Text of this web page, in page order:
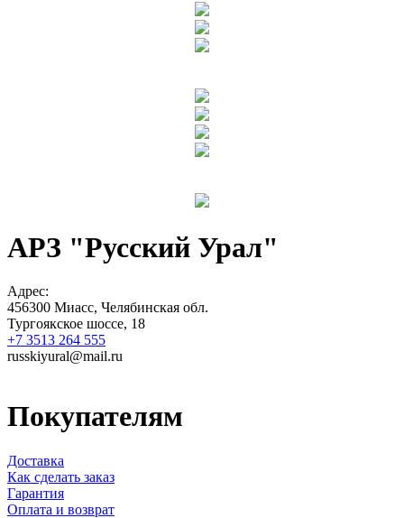
АРЗ "Русский Урал"
Адрес:
456300 Миасс, Челябинская обл.
Тургоякское шоссе, 18
+7 3513 264 555
russkiyural@mail.ru
Покупателям
Доставка
Как сделать заказ
Гарантия
Оплата и возврат